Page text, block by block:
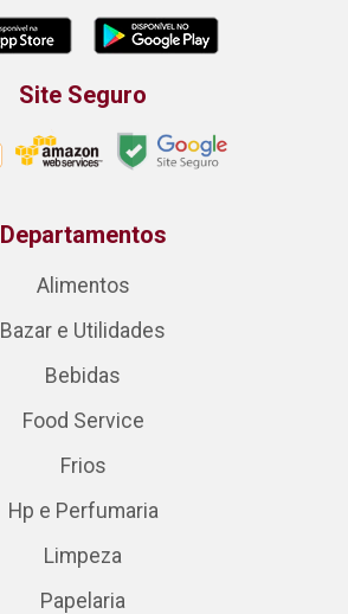
Site Seguro
Departamentos
Alimentos
Bazar e Utilidades
Bebidas
Food Service
Frios
Hp e Perfumaria
Limpeza
Papelaria